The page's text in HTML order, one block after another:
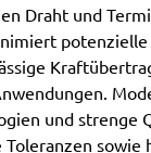
Draht und
und strenge
sowie